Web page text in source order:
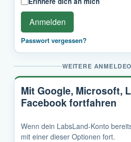
Anmelden
Passwort vergessen?
WEITERE
Mit Google, Microsoft,
Facebook fortfahren
Wenn dein LabsLand-Konto
mit einer dieser Optionen fort.